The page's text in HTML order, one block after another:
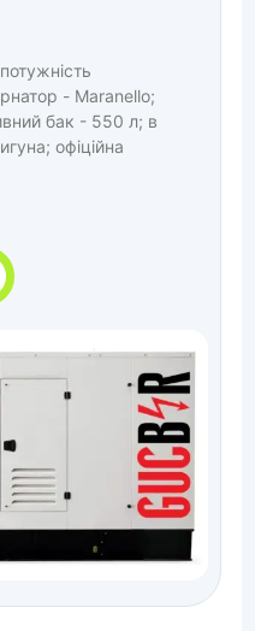
- Maranello;
бак - 550 л; в
офіційна